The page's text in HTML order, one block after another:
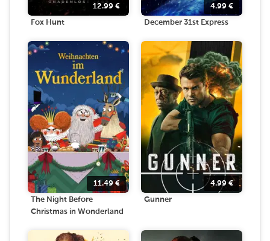
12.99 €
Fox Hunt
4.99 €
December 31st Express
11.49€
The Night Before
Christmas in Wonderland
4.99 €
Gunner